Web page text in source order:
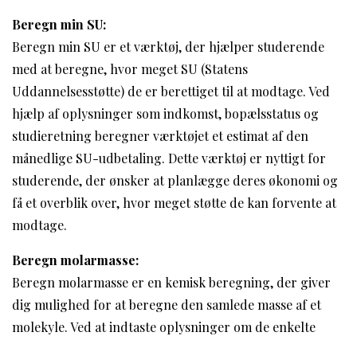
Beregn min SU:
Beregn min SU er et værktøj, der hjælper studerende
med at beregne, hvor meget SU (Statens
Uddannelsesstøtte) de er berettiget til at modtage. Ved
hjælp af oplysninger som indkomst, bopælsstatus og
studieretning beregner værktøjet et estimat af den
månedlige SU-udbetaling. Dette værktøj er nyttigt for
studerende, der ønsker at planlægge deres økonomi og
få et overblik over, hvor meget støtte de kan forvente at
modtage.
Beregn molarmasse:
Beregn molarmasse er en kemisk beregning, der giver
dig mulighed for at beregne den samlede masse af et
molekyle. Ved at indtaste oplysninger om de enkelte